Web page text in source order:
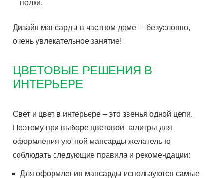
полки.
Дизайн мансарды в частном доме – безусловно,
очень увлекательное занятие!
ЦВЕТОВЫЕ РЕШЕНИЯ В
ИНТЕРЬЕРЕ
Свет и цвет в интерьере – это звенья одной цепи.
Поэтому при выборе цветовой палитры для
оформления уютной мансарды желательно
соблюдать следующие правила и рекомендации:
Для оформления мансарды используются самые